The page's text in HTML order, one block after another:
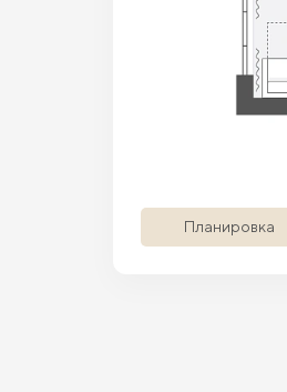
Планировка